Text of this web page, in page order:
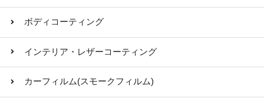
ボディコーティング
インテリア・レザーコーティング
カーフィルム(スモークフィルム)